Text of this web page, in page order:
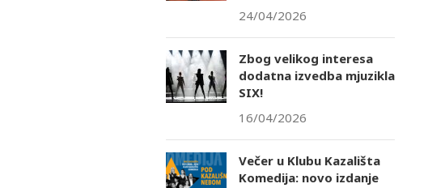
24/04/2026
Zbog velikog interesa
dodatna izvedba mjuzikla
SIX!
16/04/2026
Večer u Klubu Kazališta
Komedija: novo izdanje